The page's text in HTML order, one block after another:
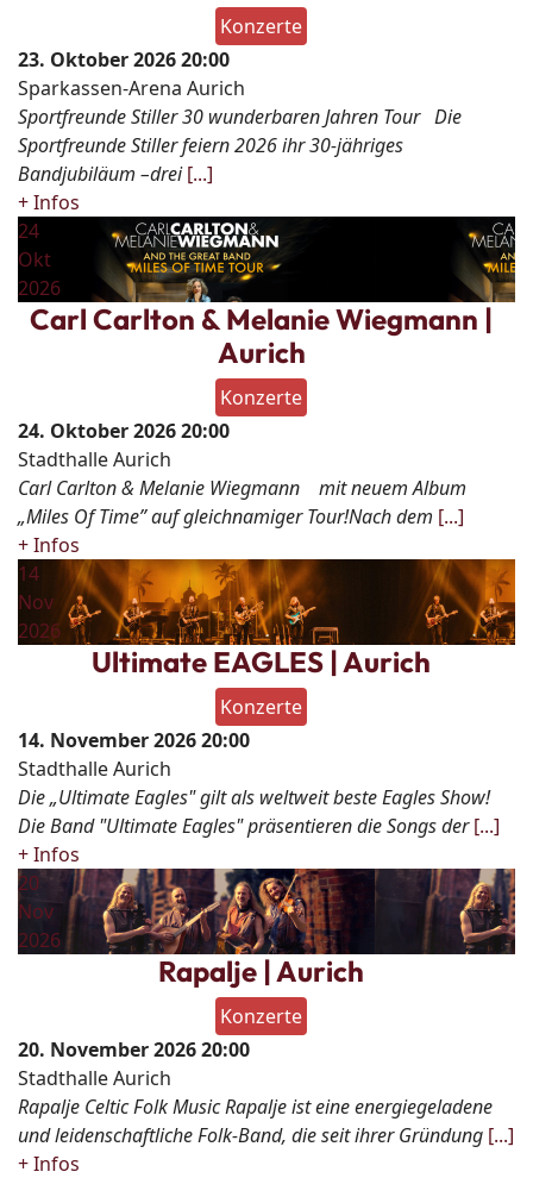
Konzerte
23. Oktober 202620:00
Sparkassen-Arena Aurich
Sportfreunde Stiller 30 wunderbaren Jahren Tour Die
Sportfreunde Stiller feiern 2026 ihr 30-jähriges
Bandjubiläum –drei [...]
+ Infos
24
Okt
2026
Carl Carlton & Melanie Wiegmann |
Aurich
Konzerte
24. Oktober 202620:00
Stadthalle Aurich
Carl Carlton & Melanie Wiegmann mit neuem Album
„Miles Of Time” auf gleichnamiger Tour!Nach dem [...]
+ Infos
14
Nov
2026
Ultimate EAGLES | Aurich
Konzerte
14. November 202620:00
Stadthalle Aurich
Die „Ultimate Eagles" gilt als weltweit beste Eagles Show!
Die Band "Ultimate Eagles" präsentieren die Songs der [...]
+ Infos
20
Nov
2026
Rapalje | Aurich
Konzerte
20. November 202620:00
Stadthalle Aurich
Rapalje Celtic Folk Music Rapalje ist eine energiegeladene
und leidenschaftliche Folk-Band, die seit ihrer Gründung [...]
+ Infos